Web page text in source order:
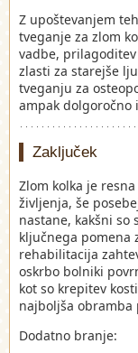
Z upoštevanjem
tveganje za zlom
vadbe,
zlasti za starejše
tveganju za
ampak dolgoročno
Zaključek
Zlom kolka je
življenja, še
nastane, kakšni
ključnega pomena
rehabilitacija
oskrbo bolniki
kot so krepitev
najboljša obramba
Dodatno branje: